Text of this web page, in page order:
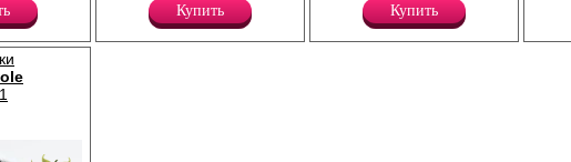
Лайкра 24%
Полиамид 76%
Купить
Лайкра 16%
Полиамид 84%
Купить
Полиамид 76%